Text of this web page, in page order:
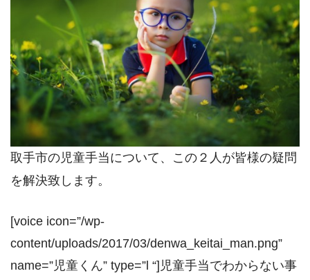
取手市の児童手当について、この２人が皆様の疑問
を解決致します。
[voice icon=”/wp-
content/uploads/2017/03/denwa_keitai_man.png”
name=”児童くん” type=”l “]児童手当でわからない事